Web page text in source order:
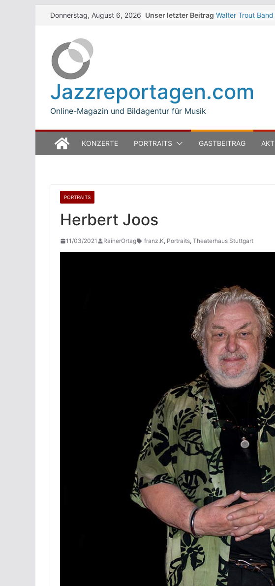
SkipDonnerstag, August 6, 2026 Unser letzter Beitrag Walter Trout
Modena auf der
Jazzreportagen.com
Online-Magazin und Bildagentur für Musik
KONZERTE PORTRAITS GASTBEITRAG
PORTRAITS
Herbert Joos
11/03/2021 RainerOrtag franz.K, Portraits, Theaterhaus Stuttgart